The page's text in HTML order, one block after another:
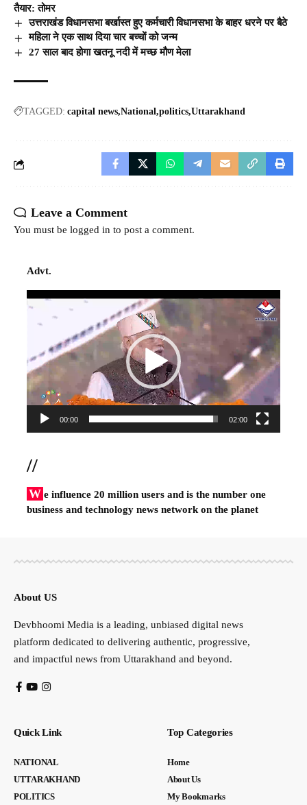
तैयार: तोमर
उत्तराखंड विधानसभा बर्खास्त हुए कर्मचारी विधानसभा के बाहर धरने पर बैठे
महिला ने एक साथ दिया चार बच्चों को जन्म
27 साल बाद होगा खतनू नदी में मच्छ मौण मेला
TAGGED: capital news National politics Uttarakhand
Leave a Comment
You must be logged in to post a comment.
Advt.
Video
00:00 02:00
//
W e influence 20 million users and is the number one
business and technology news network on the planet
About US
Devbhoomi Media is a leading, unbiased digital news
platform dedicated to delivering authentic, progressive,
and impactful news from Uttarakhand and beyond.
Quick Link
NATIONAL
UTTARAKHAND
POLITICS
Top Categories
Home
About Us
My Bookmarks